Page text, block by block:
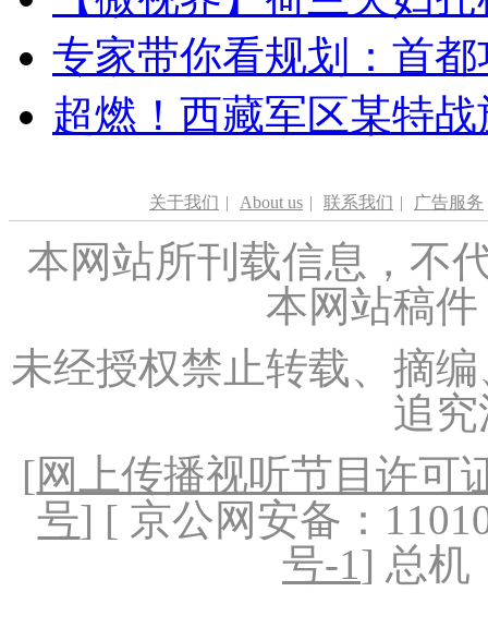
专家带你看规划：首
超燃！西藏军区某特
关于我们 | About us | 联系我们 | 广告服务
本网站所刊载信息，不
本网站稿
未经授权禁止转载、摘
追
[网上传播视听节目许可
号] [ 京公网安备：
号-1] 总机